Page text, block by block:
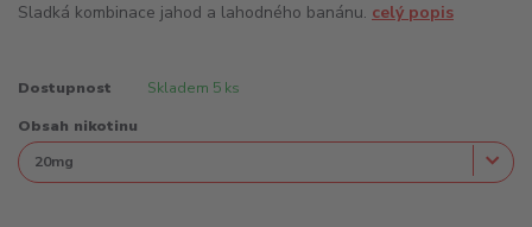
Sladká kombinace jahod a lahodného banánu. celý popis
Dostupnost Skladem 5 ks
Obsah nikotinu